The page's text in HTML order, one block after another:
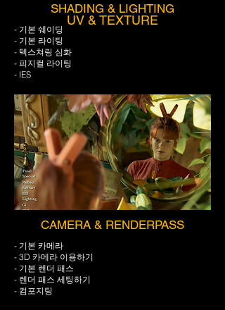
UV & TEXTURE
SHADING & LIGHTING
- 기본 쉐이딩
- 기본 라이팅
- 텍스쳐링 심화
- 피지컬 라이팅
- IES
CAMERA & RENDERPASS
- 기본 카메라
- 3D 카메라 이용하기
- 기본 렌더 패스
- 렌더 패스 세팅하기
- 컴포지팅